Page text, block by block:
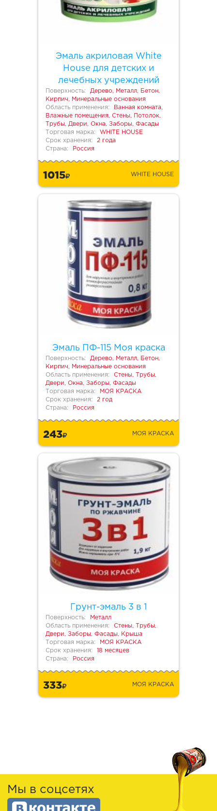
Эмаль акриловая White
House для детских и
лечебных учреждений
Поверхность:
Дерево, Металл, Бетон,
Кирпич, Минеральные основания
Область применения:
Ванная комната,
Влажные помещения, Стены, Потолок,
Трубы, Двери, Окна, Заборы, Фасады
Торговая марка:
WHITE HOUSE
Срок хранения:
2 года
Страна:
Россия
1015 WHITE HOUSE
Эмаль ПФ-115 Моя краска
Поверхность:
Дерево, Металл, Бетон,
Кирпич, Минеральные основания
Область применения:
Стены, Трубы,
Двери, Окна, Заборы, Фасады
Торговая марка:
МОЯ КРАСКА
Срок хранения:
2 год
Страна:
Россия
243 МОЯ КРАСКА
Грунт-эмаль 3 в 1
Поверхность:
Металл
Область применения:
Стены, Трубы,
Двери, Заборы, Фасады, Крыша
Торговая марка:
МОЯ КРАСКА
Срок хранения:
18 месяцев
Страна:
Россия
333 МОЯ КРАСКА
Мы в соцсетях